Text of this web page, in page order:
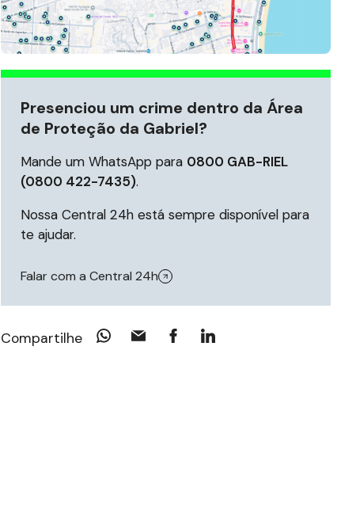
Presenciou um crime dentro da Área
de Proteção da Gabriel?
Mande um WhatsApp para 0800 GAB-RIEL
(0800 422-7435).
Nossa Central 24h está sempre disponível para
te ajudar.
Falar com a Central 24h
Compartilhe